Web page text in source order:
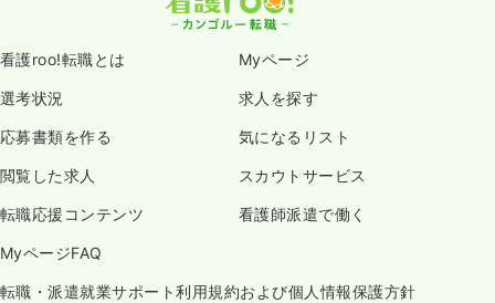
看護roo!転職とは Myページ
選考状況 求人を探す
応募書類を作る 気になるリスト
閲覧した求人 スカウトサービス
転職応援コンテンツ 看護師派遣で働く
MyページFAQ
転職・派遣就業サポート利用規約および個人情報保護方針